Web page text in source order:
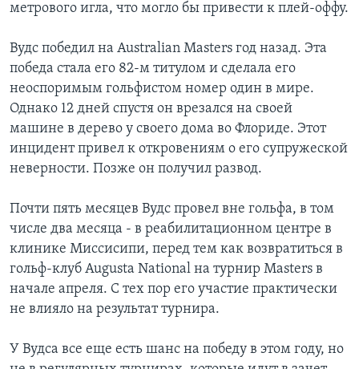
метрового игла, что могло бы привести к плей-оффу.
Вудс победил на Australian Masters год назад. Эта
победа стала его 82-м титулом и сделала его
неоспоримым гольфистом номер один в мире.
Однако 12 дней спустя он врезался на своей
машине в дерево у своего дома во Флориде. Этот
инцидент привел к откровениям о его супружеской
неверности. Позже он получил развод.
Почти пять месяцев Вудс провел вне гольфа, в том
числе два месяца - в реабилитационном центре в
клинике Миссисипи, перед тем как возвратиться в
гольф-клуб Augusta National на турнир Masters в
начале апреля. С тех пор его участие практически
не влияло на результат турнира.
У Вудса все еще есть шанс на победу в этом году, но